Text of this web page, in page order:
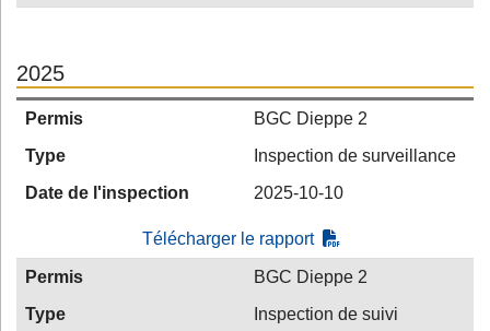
2025
Permis
BGC Dieppe 2
Type
Inspection de surveillance
Date de l'inspection
2025-10-10
Télécharger le rapport
Permis
BGC Dieppe 2
Type
Inspection de suivi